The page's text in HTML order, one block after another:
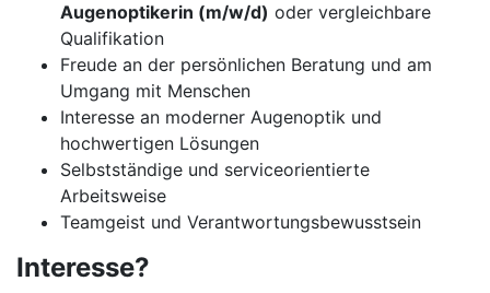
Augenoptikerin (m/w/d) oder vergleichbare
Qualifikation
Freude an der persönlichen Beratung und am
Umgang mit Menschen
Interesse an moderner Augenoptik und
hochwertigen Lösungen
Selbstständige und serviceorientierte
Arbeitsweise
Teamgeist und Verantwortungsbewusstsein
Interesse?